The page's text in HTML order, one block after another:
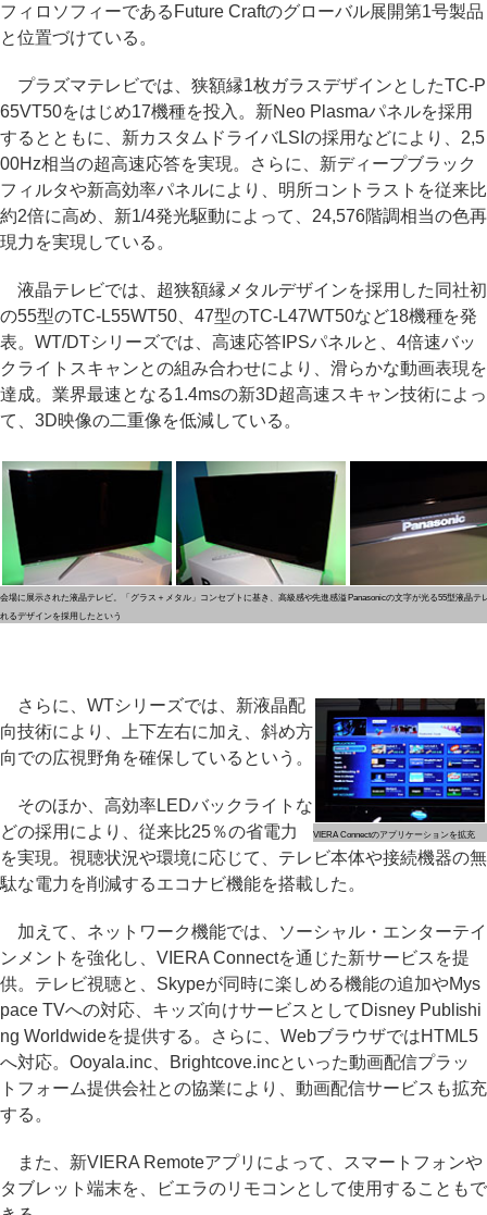
フィロソフィーであるFuture Craftのグローバル展開第1号製品
と位置づけている。
プラズマテレビでは、狭額縁1枚ガラスデザインとしたTC-P
65VT50をはじめ17機種を投入。新Neo Plasmaパネルを採用
するとともに、新カスタムドライバLSIの採用などにより、2,5
00Hz相当の超高速応答を実現。さらに、新ディープブラック
フィルタや新高効率パネルにより、明所コントラストを従来比
約2倍に高め、新1/4発光駆動によって、24,576階調相当の色再
現力を実現している。
液晶テレビでは、超狭額縁メタルデザインを採用した同社初
の55型のTC-L55WT50、47型のTC-L47WT50など18機種を発
表。WT/DTシリーズでは、高速応答IPSパネルと、4倍速バッ
クライトスキャンとの組み合わせにより、滑らかな動画表現を
達成。業界最速となる1.4msの新3D超高速スキャン技術によっ
て、3D映像の二重像を低減している。
会場に展示された液晶テレビ。「グラス＋メタル」コンセプトに基き、高級感や先進感溢
れるデザインを採用したという
Panasonicの文字が光る55型液晶テ
VIERA Connectのアプリケーションを拡充
さらに、WTシリーズでは、新液晶配
向技術により、上下左右に加え、斜め方
向での広視野角を確保しているという。
そのほか、高効率LEDバックライトな
どの採用により、従来比25％の省電力
を実現。視聴状況や環境に応じて、テレビ本体や接続機器の無
駄な電力を削減するエコナビ機能を搭載した。
加えて、ネットワーク機能では、ソーシャル・エンターテイ
ンメントを強化し、VIERA Connectを通じた新サービスを提
供。テレビ視聴と、Skypeが同時に楽しめる機能の追加やMys
pace TVへの対応、キッズ向けサービスとしてDisney Publishi
ng Worldwideを提供する。さらに、WebブラウザではHTML5
へ対応。Ooyala.inc、Brightcove.incといった動画配信プラッ
トフォーム提供会社との協業により、動画配信サービスも拡充
する。
また、新VIERA Remoteアプリによって、スマートフォンや
タブレット端末を、ビエラのリモコンとして使用することもで